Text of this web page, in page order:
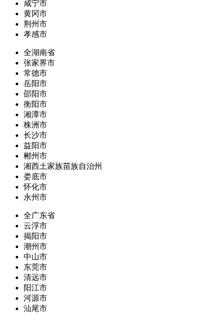
咸宁市
黄冈市
荆州市
孝感市
全湖南省
张家界市
常德市
岳阳市
邵阳市
衡阳市
湘潭市
株洲市
长沙市
益阳市
郴州市
湘西土家族苗族自治州
娄底市
怀化市
永州市
全广东省
云浮市
揭阳市
潮州市
中山市
东莞市
清远市
阳江市
河源市
汕尾市